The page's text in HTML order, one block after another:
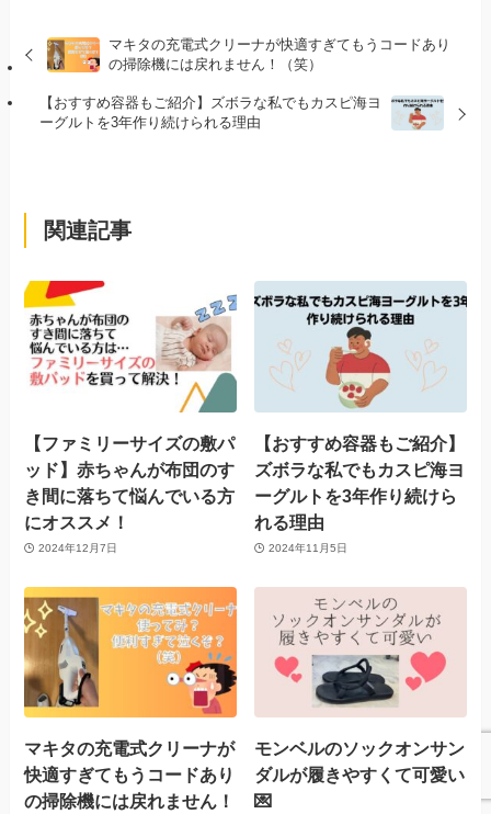
マキタの充電式クリーナが快適すぎてもうコードあり
の掃除機には戻れません！（笑）
【おすすめ容器もご紹介】ズボラな私でもカスピ海ヨ
ーグルトを3年作り続けられる理由
関連記事
【ファミリーサイズの敷パ
ッド】赤ちゃんが布団のす
き間に落ちて悩んでいる方
にオススメ！
2024年12月7日
【おすすめ容器もご紹介】
ズボラな私でもカスピ海ヨ
ーグルトを3年作り続けら
れる理由
2024年11月5日
マキタの充電式クリーナが
快適すぎてもうコードあり
の掃除機には戻れません！
モンベルのソックオンサン
ダルが履きやすくて可愛い
💌